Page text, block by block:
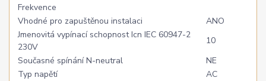
Frekvence
Vhodné pro zapuštěnou instalaci
ANO
Jmenovitá vypínací schopnost Icn IEC 60947-2
230V
10
Současné spínání N-neutral
NE
Typ napětí
AC